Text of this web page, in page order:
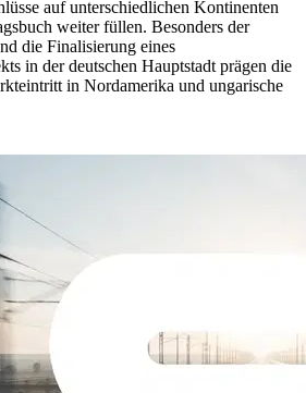
auf unterschiedlichen Kontinenten
weiter füllen. Besonders der
die Finalisierung eines
in der deutschen Hauptstadt prägen die
in Nordamerika und ungarische